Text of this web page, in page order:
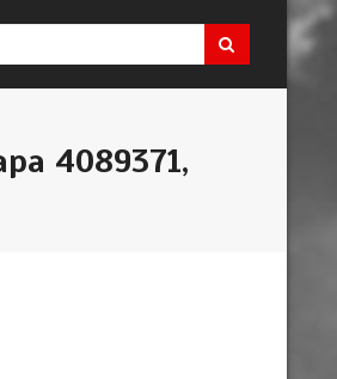
4089371,